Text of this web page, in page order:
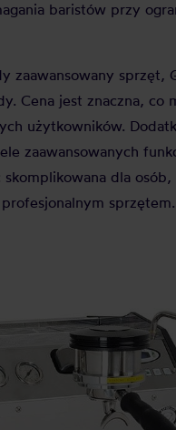
baristów przy
zaawansowany sprzęt,
Cena jest znaczna, co
użytkowników.
zaawansowanych
skomplikowana dla
sprzętem.